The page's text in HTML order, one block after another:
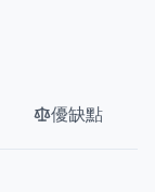
優缺點